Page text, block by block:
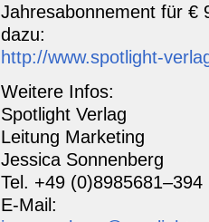
Jahresabonnement für €
dazu:
http://www.spotlight-
Weitere Infos:
Spotlight Verlag
Leitung Marketing
Jessica Sonnenberg
Tel. +49 (0)8985681–394
E-Mail: